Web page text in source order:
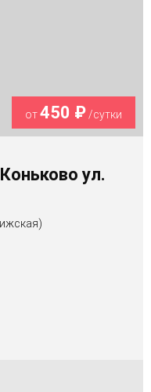
от450 ₽/сутки
ул.